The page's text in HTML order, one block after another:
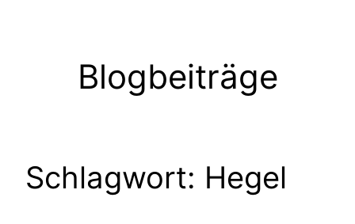
Blogbeiträge
Schlagwort: Hegel